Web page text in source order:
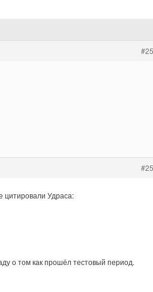
цитировали Удраса:
о том как прошёл тестовый период.